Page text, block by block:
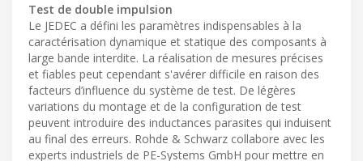
Test de double impulsion
Le JEDEC a défini les paramètres indispensables à la
caractérisation dynamique et statique des composants à
large bande interdite. La réalisation de mesures précises
et fiables peut cependant s'avérer difficile en raison des
facteurs d’influence du système de test. De légères
variations du montage et de la configuration de test
peuvent introduire des inductances parasites qui induisent
au final des erreurs. Rohde & Schwarz collabore avec les
experts industriels de PE-Systems GmbH pour mettre en